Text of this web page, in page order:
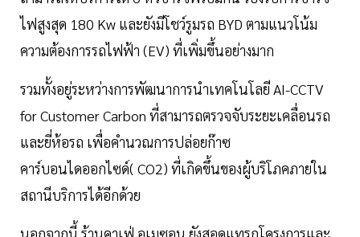
ไฟสูงสุด 180 Kw และยังมีโชว์รูมรถ BYD ตามแนวโน้ม
ความต้องการรถไฟฟ้า (EV) ที่เพิ่มขึ้นอย่างมาก
รวมทั้งอยู่ระหว่างการพัฒนาการนำเทคโนโลยี AI-CCTV
for Customer Carbon ที่สามารถตรวจจับระยะเคลื่อนรถ
และยี่ห้อรถ เพื่อคำนวณการปล่อยก๊าซ
คาร์บอนไดออกไซด์( CO2) ที่เกิดขึ้นของผู้บริโภคภายใน
สถานีบริการได้อีกด้วย